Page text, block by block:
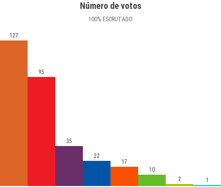
Número de votos
100% ESCRUTADO
127
95
35
22
17
10
2
1